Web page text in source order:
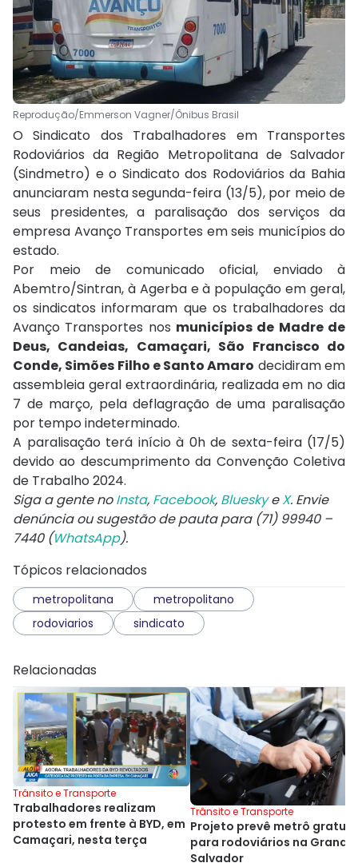
Reprodução/Emmerson Vagner/Ônibus Brasil
O Sindicato dos Trabalhadores em Transportes
Rodoviários da Região Metropolitana de Salvador
(Sindmetro) e o Sindicato dos Rodoviários da Bahia
anunciaram nesta segunda-feira (13/5), por meio de
seus presidentes, a paralisação dos serviços da
empresa Avanço Transportes em seis municípios do
estado.
Por meio de comunicado oficial, enviado à
Abemtro/Sintran, à Agerba e à população em geral,
os sindicatos informaram que os trabalhadores da
Avanço Transportes nos municípios de Madre de
Deus, Candeias, Camaçari, São Francisco do
Conde, Simões Filho e Santo Amaro decidiram em
assembleia geral extraordinária, realizada em no dia
7 de março, pela deflagração de uma paralisação
por tempo indeterminado.
A paralisação terá início à 0h de sexta-feira (17/5)
devido ao descumprimento da Convenção Coletiva
de Trabalho 2024.
Siga a gente noInsta, Facebook, BlueskyeX. Envie
denúncia ou sugestão de pauta para (71) 99940 –
7440 (WhatsApp).
Tópicos relacionados
metropolitana
metropolitano
rodoviarios
sindicato
Relacionadas
Trânsito e Transporte
Trabalhadores realizam
protesto em frente à BYD, em
Camaçari, nesta terça
Trânsito e Transporte
Projeto prevê metrô
para rodoviários na Grande
Salvador